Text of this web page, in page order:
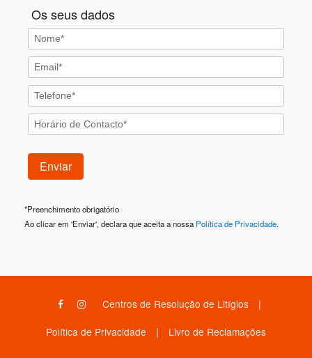
Os seus dados
*Preenchimento obrigatório
Ao clicar em 'Enviar', declara que aceita a nossa Política de Privacidade.
Centros de Resolução de Litígios |
Política de Privacidade | Livro de Reclamações